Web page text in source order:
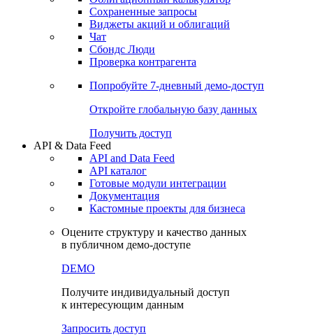
Сохраненные запросы
Виджеты акций и облигаций
Чат
Сбондс Люди
Проверка контрагента
Попробуйте 7-дневный демо-доступ
Откройте глобальную базу данных
Получить доступ
API & Data Feed
API and Data Feed
API каталог
Готовые модули интеграции
Документация
Кастомные проекты для бизнеса
Оцените структуру и качество данных
в публичном демо-доступе
DEMO
Получите индивидуальный доступ
к интересующим данным
Запросить доступ